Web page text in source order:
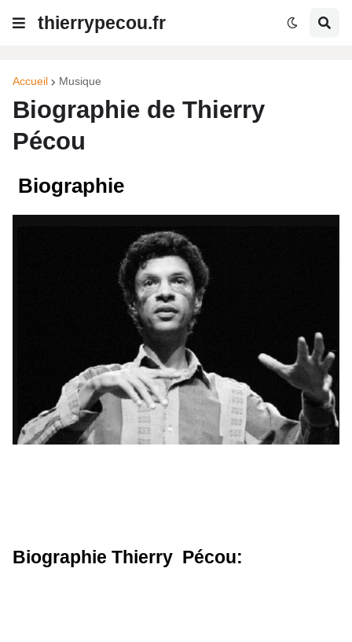
thierrypecou.fr
Accueil Musique
Biographie de Thierry
Pécou
Biographie
Biographie Thierry Pécou: